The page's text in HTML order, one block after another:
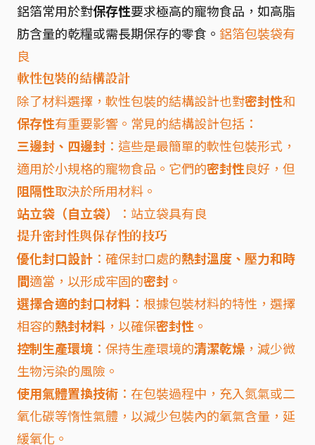
鋁箔常用於對保存性要求極高的寵物食品，如高脂
肪含量的乾糧或需長期保存的零食。 鋁箔包裝袋有
良
軟性包裝的結構設計
除了材料選擇，軟性包裝的結構設計也對密封性和
保存性有重要影響。常見的結構設計包括：
三邊封、四邊封 ：這些是最簡單的軟性包裝形式，
適用於小規格的寵物食品。它們的密封性良好，但
阻隔性取決於所用材料。
站立袋（自立袋）
：站立袋具有良
提升密封性與保存性的技巧
優化封口設計 ：確保封口處的熱封溫度、壓力和時
間適當，以形成牢固的密封 。
選擇合適的封口材料 ：根據包裝材料的特性，選擇
相容的熱封材料 ，以確保密封性 。
控制生產環境 ：保持生產環境的清潔乾燥 ，減少微
生物污染的風險。
使用氣體置換技術 ：在包裝過程中，充入氮氣或二
氧化碳等惰性氣體，以減少包裝內的氧氣含量，延
緩氧化。